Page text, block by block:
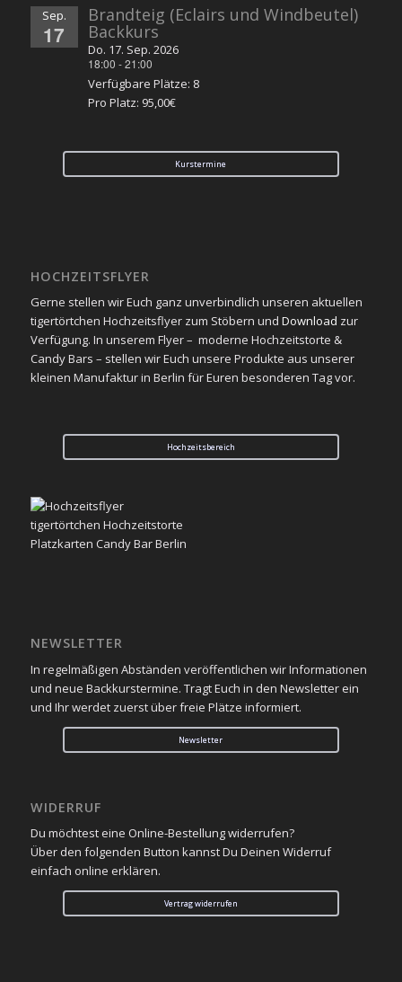
Sep.
17
Brandteig (Eclairs und Windbeutel)
Backkurs
Do. 17. Sep. 2026
18:00 -21:00
Verfügbare Plätze: 8
Pro Platz: 95,00€
Kurstermine
HOCHZEITSFLYER
Gerne stellen wir Euch ganz unverbindlich unseren aktuellen
tigertörtchen Hochzeitsflyer zum Stöbern und Download zur
Verfügung. In unserem Flyer – moderne Hochzeitstorte &
Candy Bars – stellen wir Euch unsere Produkte aus unserer
kleinen Manufaktur in Berlin für Euren besonderen Tag vor.
Hochzeitsbereich
NEWSLETTER
In regelmäßigen Abständen veröffentlichen wir Informationen
und neue Backkurstermine. Tragt Euch in den Newsletter ein
und Ihr werdet zuerst über freie Plätze informiert.
Newsletter
WIDERRUF
Du möchtest eine Online-Bestellung widerrufen?
Über den folgenden Button kannst Du Deinen Widerruf
einfach online erklären.
Vertrag widerrufen